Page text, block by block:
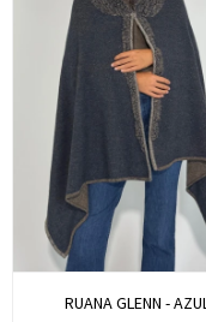
RUANA GLENN - AZUL